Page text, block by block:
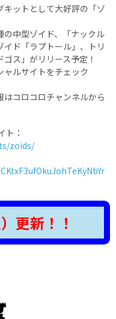
ットとして大好評の「ゾ
中型ゾイド、「ナックル
ド「ラプトール」、トリ
ス」がリリース予定！
ルサイトをチェック
コロコロチャンネルから
ト：
zoids/
更新！！